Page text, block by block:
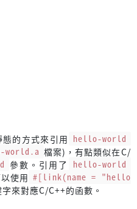
的方式來引用 hello-world
檔案)，有點類似在C/
參數。引用了 hello-world
使用 #[link(name = "hello
字來對應C/C++的函數。